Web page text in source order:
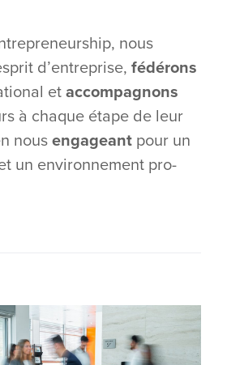
nous
d’entreprise,fédérons
etaccompagnons
à chaque étape de leur
nousengageant pour un
un environnement pro-